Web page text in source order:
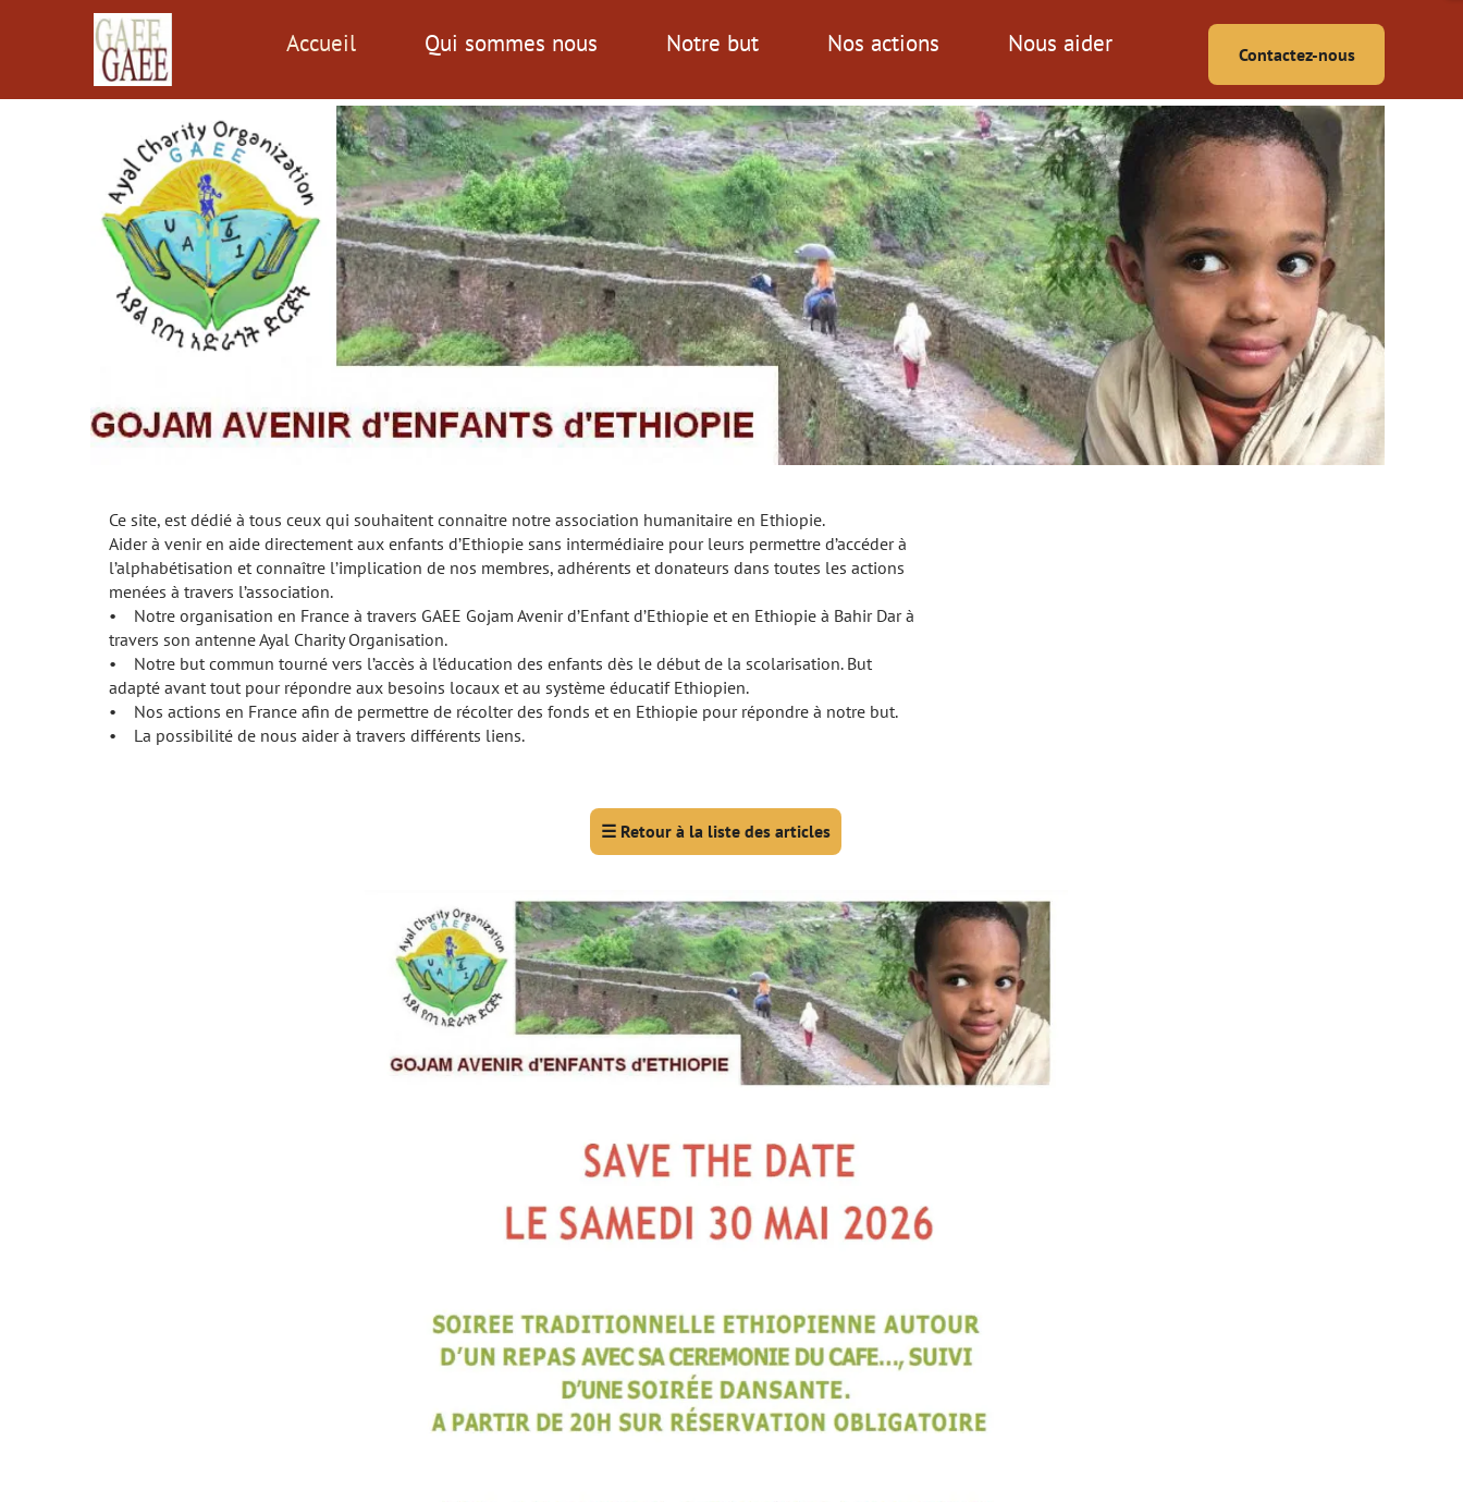
Contactez-nous
Accueil Qui sommes nous Notre but Nos actions Nous aider
Ce site, est dédié à tous ceux qui souhaitent connaitre notre association humanitaire en Ethiopie.
Aider à venir en aide directement aux enfants d’Ethiopie sans intermédiaire pour leurs permettre d’accéder à
l’alphabétisation et connaître l’implication de nos membres, adhérents et donateurs dans toutes les actions
menées à travers l’association.
• Notre organisation en France à travers GAEE Gojam Avenir d’Enfant d’Ethiopie et en Ethiopie à Bahir Dar à
travers son antenne Ayal Charity Organisation.
• Notre but commun tourné vers l’accès à l’éducation des enfants dès le début de la scolarisation. But
adapté avant tout pour répondre aux besoins locaux et au système éducatif Ethiopien.
• Nos actions en France afin de permettre de récolter des fonds et en Ethiopie pour répondre à notre but.
• La possibilité de nous aider à travers différents liens.
☰ Retour à la liste des articles